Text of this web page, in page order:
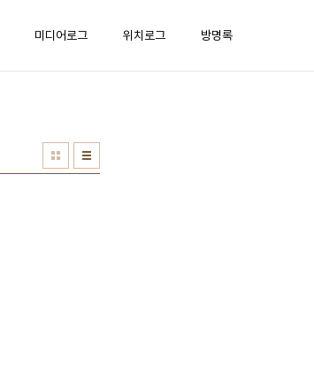
미디어로그 위치로그 방명록